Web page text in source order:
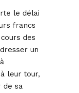
le délai
francs
des
un
leur tour,
de sa